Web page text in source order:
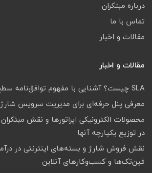
درباره مبتکران
تماس با ما
مقالات و اخبار
مقالات و اخبار
SLA چیست؟ آشنایی با مفهوم توافق‌نامه سطح خدمات
معرفی پنل حرفه‌ای برای مدیریت سرویس
محصولات الکترونیکی اپراتورها و نقش
در توزیع یکپارچه آنها
نقش فروش شارژ و بسته‌های اینترنتی در
فین‌تک‌ها و کسب‌وکارهای آنلاین